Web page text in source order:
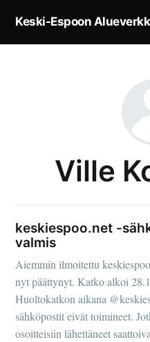
Keski-Espoon
Ville
keskiespoo.net -
valmis
Aiemmin ilmoitettu
nyt päättynyt. Katko alkoi
Huoltokatkon aikana
sähköpostit eivät toimineet.
osoitteisiin lähettäneet